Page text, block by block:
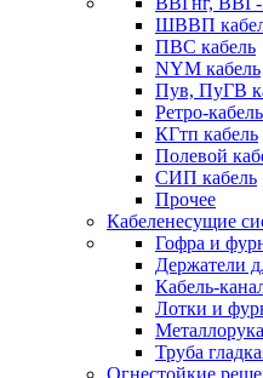
ШВВП
ПВС кабель
NYM кабель
Пув, ПуГВ
Ретро-кабель
КГтп кабель
Полевой
СИП кабель
Прочее
Кабеленесущие
Гофра и
Держатели
Кабель-
Лотки и
Труба
Огнестойкие